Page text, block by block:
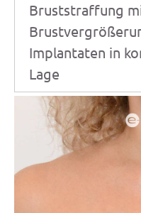
Bruststraffung
Implantaten in
Lage